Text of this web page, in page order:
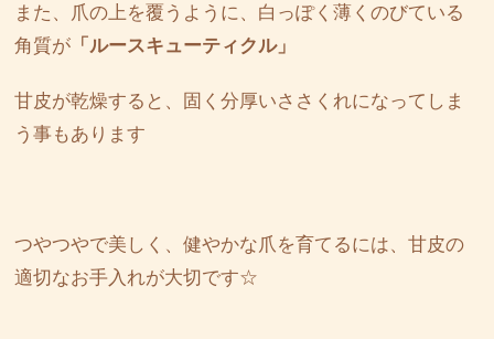
また、爪の上を覆うように、白っぽく薄くのびている
角質が「ルースキューティクル」
甘皮が乾燥すると、固く分厚いささくれになってしま
う事もあります
つやつやで美しく、健やかな爪を育てるには、甘皮の
適切なお手入れが大切です☆